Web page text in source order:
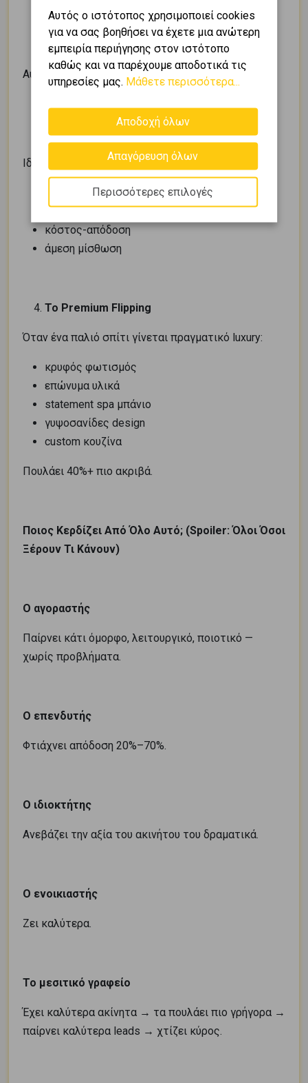
αντλία θερμότητας
ενεργειακός φωτισμός
inverter
Αυξάνει αυτόματα την αξία.
Η Rental ανακαίνιση για υψηλή απόδοση
Ιδανική για επενδυτές:
durable υλικά
έξυπνη διαρρύθμιση
κόστος-απόδοση
άμεση μίσθωση
Το Premium Flipping
Όταν ένα παλιό σπίτι γίνεται πραγματικό luxury:
κρυφός φωτισμός
επώνυμα υλικά
statement spa μπάνιο
γυψοσανίδες design
custom κουζίνα
Πουλάει 40%+ πιο ακριβά.
Ποιος Κερδίζει Από Όλο Αυτό; (Spoiler: Όλοι Όσοι
Ξέρουν Τι Κάνουν)
Ο αγοραστής
Παίρνει κάτι όμορφο, λειτουργικό, ποιοτικό —
χωρίς προβλήματα.
Ο επενδυτής
Φτιάχνει απόδοση 20%–70%.
Ο ιδιοκτήτης
Ανεβάζει την αξία του ακινήτου του δραματικά.
Ο ενοικιαστής
Ζει καλύτερα.
Το μεσιτικό γραφείο
Έχει καλύτερα ακίνητα → τα πουλάει πιο γρήγορα →
παίρνει καλύτερα leads → χτίζει κύρος.
Αυτός ο ιστότοπος χρησιμοποιεί cookies
για να σας βοηθήσει να έχετε μια ανώτερη
εμπειρία περιήγησης στον ιστότοπο
καθώς και να παρέχουμε αποδοτικά τις
υπηρεσίες μας. Μάθετε περισσότερα...
Αποδοχή όλων
Απαγόρευση όλων
Περισσότερες επιλογές